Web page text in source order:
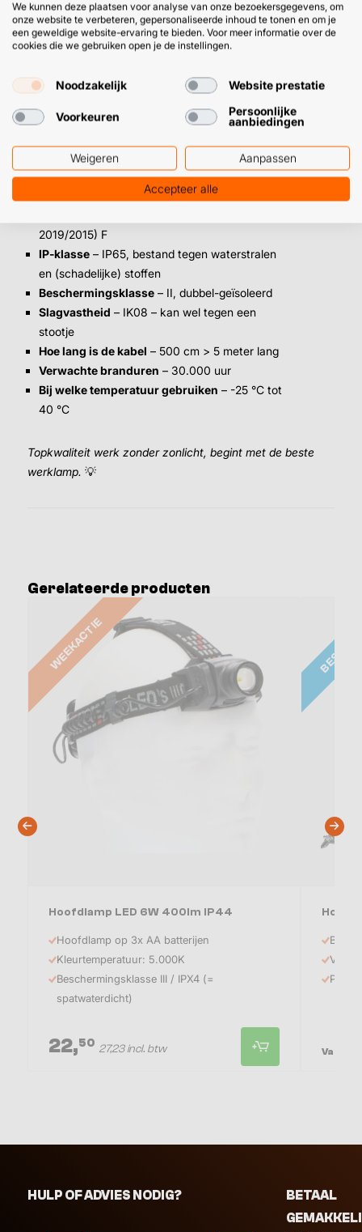
Welke beschermingsklassen, 0, I, II of III?Waarbij 0 staat
voor (jawel) zero bescherming en III voor de beste
Eigenschappen van deze LED bouwlamp
schilderwerk
Welke kleurtemperatuur– 4.000 Kelvin
2019/2015) F
IP-klasse – IP65, bestand tegen waterstralen
en (schadelijke) stoffen
Beschermingsklasse – II, dubbel-geïsoleerd
Slagvastheid – IK08 – kan wel tegen een
stootje
Hoe lang is de kabel – 500 cm > 5 meter lang
Verwachte branduren – 30.000 uur
Bij welke temperatuur gebruiken – -25 °C tot
40 °C
Topkwaliteit werk zonder zonlicht, begint met de beste
werklamp. 💡
Gerelateerde producten
WEEKACTIE
Hoofdlamp LED 6W 400lm IP44
Hoofdlamp op 3x AA batterijen
Kleurtemperatuur: 5.000K
Beschermingsklasse III / IPX4 (=
spatwaterdicht)
22,50 27,23 incl. btw
Beste
Vanaf
HULP OF ADVIES NODIG?
BETAAL
We kunnen deze plaatsen voor analyse van onze bezoekersgegevens, om
onze website te verbeteren, gepersonaliseerde inhoud te tonen en om je
een geweldige website-ervaring te bieden. Voor meer informatie over de
cookies die we gebruiken open je de instellingen.
Noodzakelijk Website prestatie
Voorkeuren
Persoonlijke
aanbiedingen
Weigeren Aanpassen
Accepteer alle